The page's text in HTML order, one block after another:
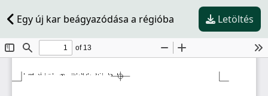
Egy új kar beágyazódása a régióba Letöltés